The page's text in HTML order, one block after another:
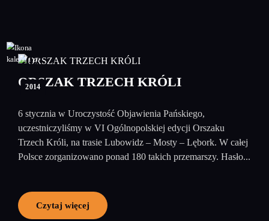
07
2014
ORSZAK TRZECH KRÓLI
6 stycznia w Uroczystość Objawienia Pańskiego,
uczestniczyliśmy w VI Ogólnopolskiej edycji Orszaku
Trzech Króli, na trasie Lubowidz – Mosty – Lębork. W całej
Polsce zorganizowano ponad 180 takich przemarszy. Hasło...
Czytaj więcej